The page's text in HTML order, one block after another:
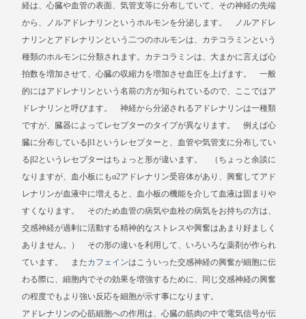
経は、心臓や血管の表面、気管支等に分布していて、その神経の先端
から、ノルアドレナリンというホルモンを分泌します。 ノルアドレ
ナリンとアドレナリンという二つのホルモンは、カテコラミンという
種類のホルモンに分類されます。カテコラミンは、大まかに言えば心
拍数を増加させて、心臓の収縮力を増加させ血圧を上げます。 一般
的にはアドレナリンという名前の方が知られているので、ここではア
ドレナリンと呼びます。 神経から分泌されるアドレナリンは一種類
ですが、臓器によってレセプターのタイプが異なります。 例えば心
臓に分布しているβ1というレセプターと、血管や気管支に分布してい
るβ2というレセプターはちょっと形が違います。 （ちょっと余談に
なりますが、血小板にもα2アドレナリン受容体があり、興奮してアド
レナリンが血液中に増えると、血小板の機能を介して血液は固まりや
すくなります。 そのため血管の病気や血栓の病気をお持ちの方は、
交感神経が過剰に活動する精神的なストレスや興奮はあまり好ましく
ありません。） その形の違いを利用して、いろいろな薬剤が作られ
ています。 またカフェインはこういった交感神経の興奮が細胞に伝
わる際に、細胞内でその効果を増強するために、同じ交感神経の興奮
の程度でもより強い反応を細胞が示す事になります。
アドレナリンの心筋細胞への作用は、心臓の筋肉の中で電気信号が伝